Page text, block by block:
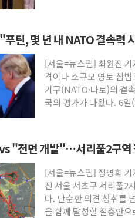
푸틴, 몇 년 내 NATO 결속력
[서울=뉴스핌] 최원진
격이나 소규모 영토 침
기구(NATO·나토)의 결
국의 평가가 나왔다. 6
"전면 개발"…서리풀2구역
[서울=뉴스핌] 정영희
진 서울 서초구 서리풀2
다. 단순한 의견 청취를
을 함께 달성할 절충안